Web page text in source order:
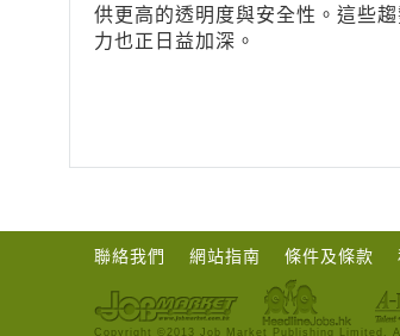
供更高的透明度與安全性。這些
力也正日益加深。
聯絡我們 網站指南 條件及條款
Copyright ©2013 Job Market Publishing Limited.